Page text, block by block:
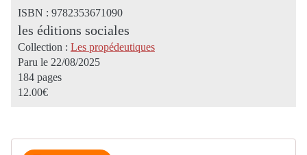
ISBN : 9782353671090
les éditions sociales
Collection : Les propédeutiques
Paru le 22/08/2025
184 pages
12.00€